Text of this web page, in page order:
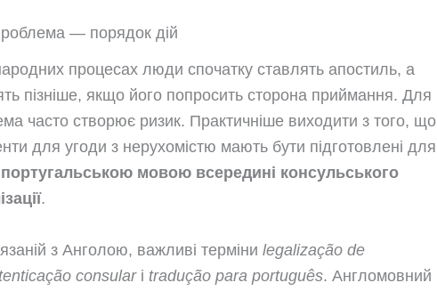
— порядок дій
процесах люди спочатку ставлять апостиль, а
пізніше, якщо його попросить сторона приймання. Для
часто створює ризик. Практичніше виходити з того, що
для угоди з нерухомістю мають бути підготовлені для
мовою всередині консульського
.
з Анголою, важливі терміни legalização de
consularі tradução para português. Англомовний